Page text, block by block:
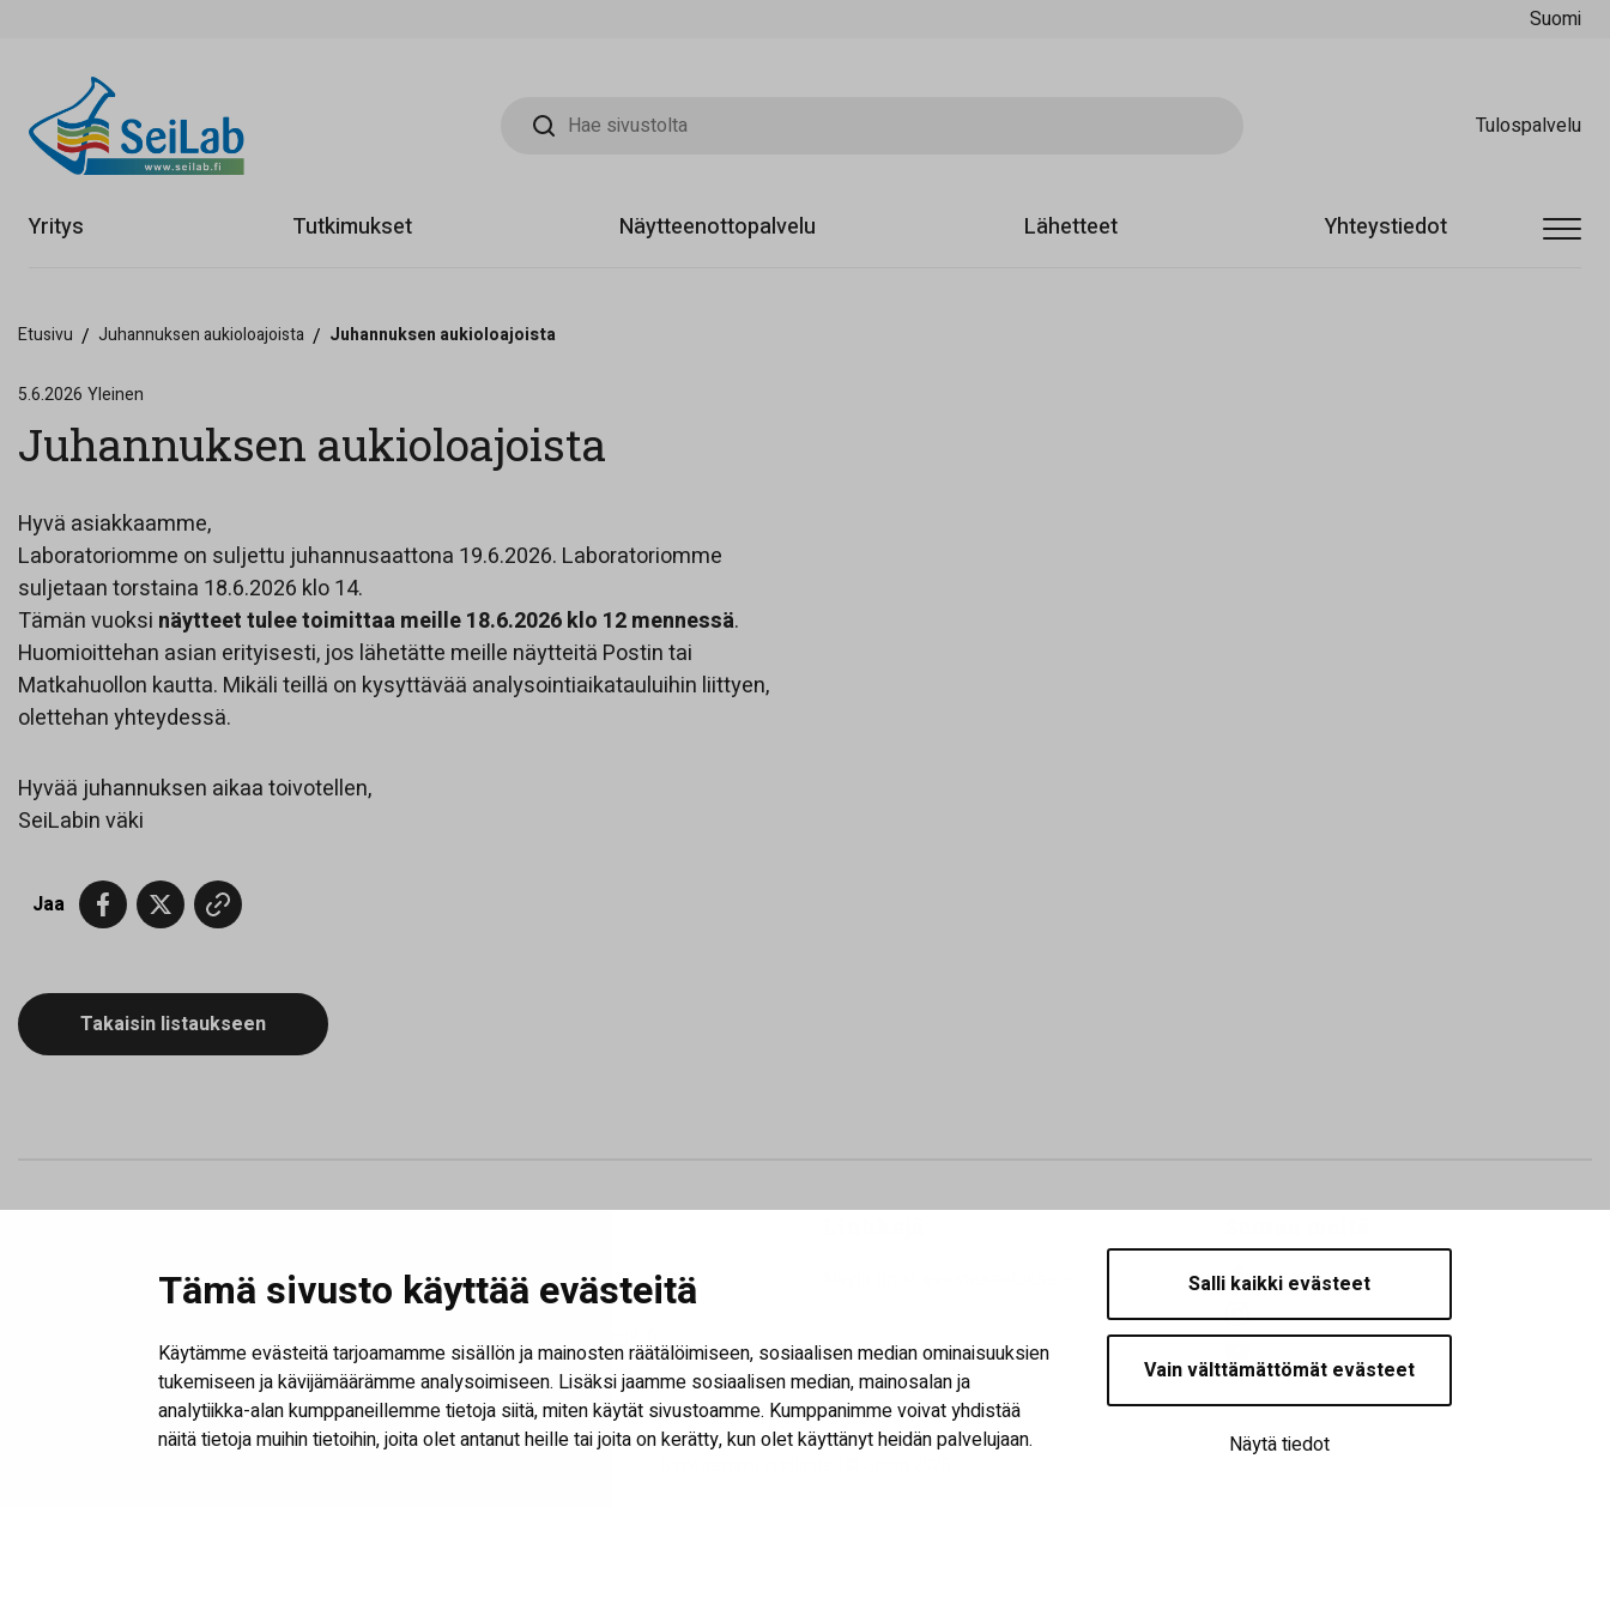
Tämä sivusto käyttää evästeitä
Käytämme evästeitä tarjoamamme sisällön ja mainosten räätälöimiseen, sosiaalisen median ominaisuuksien
tukemiseen ja kävijämäärämme analysoimiseen. Lisäksi jaamme sosiaalisen median, mainosalan ja
analytiikka-alan kumppaneillemme tietoja siitä, miten käytät sivustoamme. Kumppanimme voivat yhdistää
näitä tietoja muihin tietoihin, joita olet antanut heille tai joita on kerätty, kun olet käyttänyt heidän palvelujaan.
Salli kaikki evästeet
Vain välttämättömät evästeet
Näytä tiedot
Suomi
Hae sivustolta
Tulospalvelu
Yritys Tutkimukset Näytteenottopalvelu Lähetteet Yhteystiedot
Etusivu / Juhannuksen aukioloajoista / Juhannuksen aukioloajoista
5.6.2026 Yleinen
Juhannuksen aukioloajoista
Hyvä asiakkaamme,
Laboratoriomme on suljettu juhannusaattona 19.6.2026. Laboratoriomme
suljetaan torstaina 18.6.2026 klo 14.
Tämän vuoksi näytteet tulee toimittaa meille 18.6.2026 klo 12 mennessä.
Huomioittehan asian erityisesti, jos lähetätte meille näytteitä Postin tai
Matkahuollon kautta. Mikäli teillä on kysyttävää analysointiaikatauluihin liittyen,
olettehan yhteydessä.
Hyvää juhannuksen aikaa toivotellen,
SeiLabin väki
Jaa
Takaisin listaukseen
Vaasantie 1, 60100 Seinäjoki